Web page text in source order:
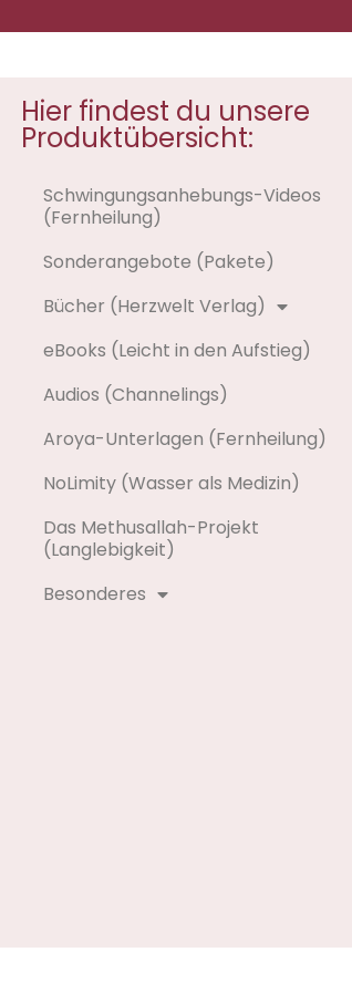
Hier findest du unsere
Produktübersicht:
Schwingungsanhebungs-Videos
(Fernheilung)
Sonderangebote (Pakete)
Bücher (Herzwelt Verlag)
eBooks (Leicht in den Aufstieg)
Audios (Channelings)
Aroya-Unterlagen (Fernheilung)
NoLimity (Wasser als Medizin)
Das Methusallah-Projekt
(Langlebigkeit)
Besonderes